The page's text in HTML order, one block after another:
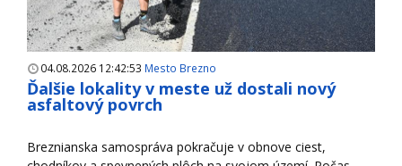
04.08.2026 12:42:53 Mesto Brezno
Ďalšie lokality v meste už dostali nový
asfaltový povrch
Breznianska samospráva pokračuje v obnove ciest,